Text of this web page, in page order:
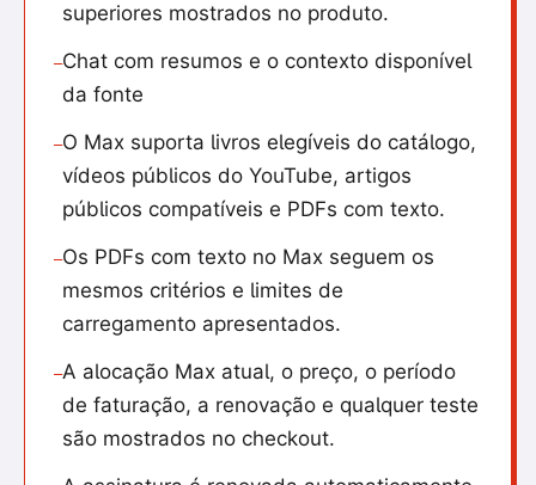
superiores mostrados no produto.
—Chat com resumos e o contexto disponível
da fonte
—O Max suporta livros elegíveis do catálogo,
vídeos públicos do YouTube, artigos
públicos compatíveis e PDFs com texto.
—Os PDFs com texto no Max seguem os
mesmos critérios e limites de
carregamento apresentados.
—A alocação Max atual, o preço, o período
de faturação, a renovação e qualquer teste
são mostrados no checkout.